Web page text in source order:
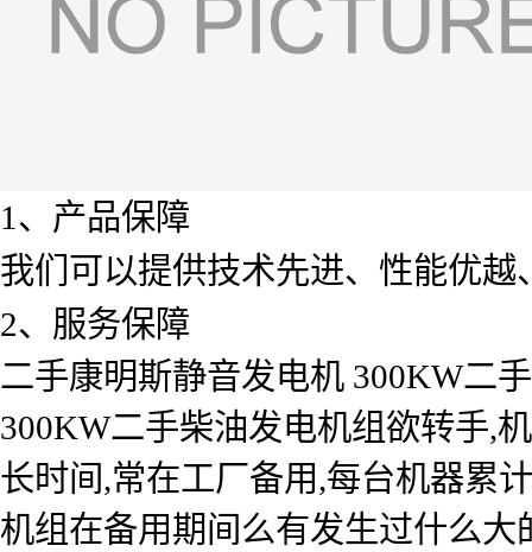
1、产品保障
我们可以提供技术先进、性能优
2、服务保障
二手康明斯静音发电机 300KW二
300KW二手柴油发电机组欲转手,
长时间,常在工厂备用,每台机器累
机组在备用期间么有发生过什么